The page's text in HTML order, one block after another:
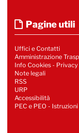
Pagine utili
Uffici e Contatti
Amministrazione
Info Cookies - Privacy
Note legali
RSS
URP
Accessibilità
PEC e PEO -